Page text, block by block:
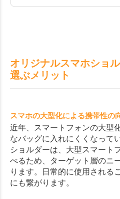
オリジナルスマホショ
選ぶメリット
スマホの大型化による携帯性の
近年、スマートフォンの大型
なバッグに入れにくくなって
ショルダーは、大型スマート
べるため、ターゲット層のニ
ります。日常的に使用される
にも繋がります。